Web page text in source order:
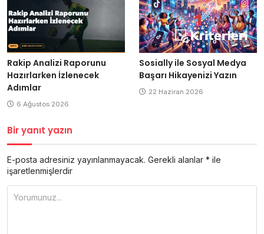
Rakip Analizi Raporunu
Hazırlarken İzlenecek
Adımlar
6 Ağustos 2026
Sosially ile Sosyal Medya
Başarı Hikayenizi Yazın
22 Haziran 2026
Bir yanıt yazın
E-posta adresiniz yayınlanmayacak. Gerekli alanlar * ile
işaretlenmişlerdir